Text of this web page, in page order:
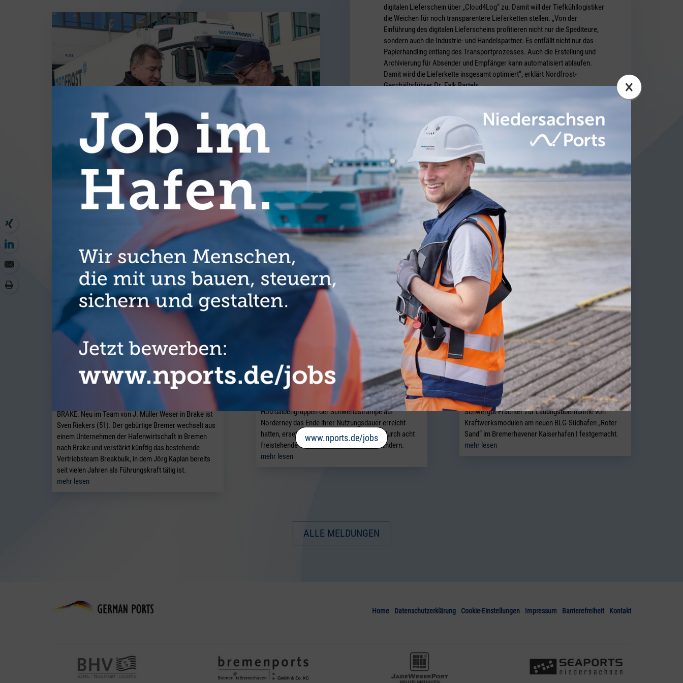
×
www.nports.de/jobs
digitalen Lieferschein über „Cloud4Log“ zu. Damit will der Tiefkühllogistiker
die Weichen für noch transparentere Lieferketten stellen. „Von der
Einführung des digitalen Lieferscheins profitieren nicht nur die Spediteure,
sondern auch die Industrie- und Handelspartner. Es entfällt nicht nur das
Papierhandling entlang des Transportprozesses. Auch die Erstellung und
Archivierung für Absender und Empfänger kann automatisiert ablaufen.
Damit wird die Lieferkette insgesamt optimiert“, erklärt Nordfrost-
Geschäftsführer Dr. Falk Bartels.
WEITERE ARTIKEL AUS DER RUBRIK COMMUNITY NEWS
J. Müller Weser baut seine
Breakbulk-Aktivitäten am Standort
Brake weiter aus.
BRAKE. Neu im Team von J. Müller Weser in Brake ist
Sven Riekers (51). Der gebürtige Bremer wechselt aus
einem Unternehmen der Hafenwirtschaft in Bremen
nach Brake und verstärkt künftig das bestehende
Vertriebsteam Breakbulk, in dem Jörg Kaplan bereits
seit vielen Jahren als Führungskraft tätig ist.
mehr lesen
Standortübergreifende
Zusammenarbeit für neue Dalben
NORDERNEY / NORDDEICH. Nachdem sechs der acht
Holzdalbengruppen der Schwerlastrampe auf
Norderney das Ende ihrer Nutzungsdauer erreicht
hatten, ersetzte NPorts diese im Juli 2026 durch acht
freistehende Stahlrohrdalben mit Donut-Fendern.
mehr lesen
BLG startet Schwergutverladung im
Südhafen „Roter Sand“
BREMERHAVEN. Im Juli 2026 hat zum ersten Mal ein
Schwergut-Frachter zur Ladungsübernahme von
Kraftwerksmodulen am neuen BLG-Südhafen „Roter
Sand“ im Bremerhavener Kaiserhafen I festgemacht.
mehr lesen
ALLE MELDUNGEN
Kontakt
Barrierefreiheit
Impressum
Cookie-Einstellungen
Datenschutzerklärung
Home